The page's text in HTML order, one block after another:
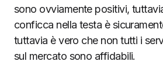
sono ovviamente positivi,
conficca nella testa è
tuttavia è vero che non tutti i
sul mercato sono affidabili.